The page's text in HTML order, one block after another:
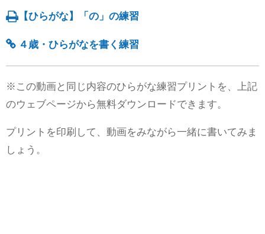
【ひらがな】「の」の練習
４歳・ひらがなを書く練習
※この動画と同じ内容のひらがな練習プリントを、上記
のウェブページから無料ダウンロードできます。
プリントを印刷して、動画をみながら一緒に書いてみま
しょう。